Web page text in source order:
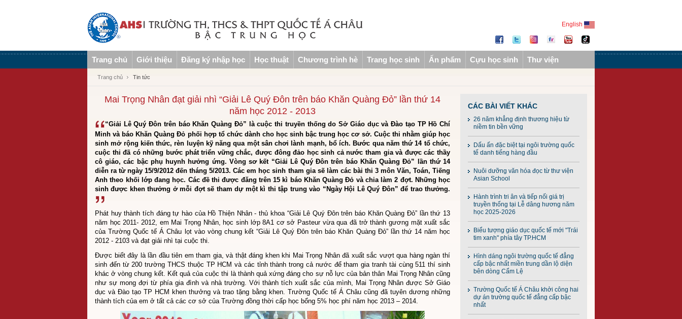
English
Trang chủ Giới thiệu Đăng ký nhập học Học thuật Chương trình hè Trang học sinh Ấn phẩm Cựu học sinh Thư viện
Trang chủ Tin tức
Mai Trọng Nhân đạt giải nhì “Giải Lê Quý Đôn trên báo Khăn Quàng Đỏ” lần thứ 14
năm học 2012 - 2013
“Giải Lê Quý Đôn trên báo Khăn Quàng Đỏ” là cuộc thi truyền thống do Sở Giáo dục và Đào tạo TP Hồ Chí
Minh và báo Khăn Quàng Đỏ phối hợp tổ chức dành cho học sinh bậc trung học cơ sở. Cuộc thi nhằm giúp học
sinh mở rộng kiến thức, rèn luyện kỹ năng qua một sân chơi lành mạnh, bổ ích. Bước qua năm thứ 14 tổ chức,
cuộc thi đã có những bước phát triển vững chắc, được đông đảo học sinh cả nước tham gia và được các thầy
cô giáo, các bậc phụ huynh hưởng ứng. Vòng sơ kết “Giải Lê Quý Đôn trên báo Khăn Quàng Đỏ” lần thứ 14
diễn ra từ ngày 15/9/2012 đến tháng 5/2013. Các em học sinh tham gia sẽ làm các bài thi 3 môn Văn, Toán, Tiếng
Anh theo khối lớp đang học. Các đề thi được đăng trên 15 kì báo Khăn Quàng Đỏ và chia làm 2 đợt. Những học
sinh được khen thưởng ở mỗi đợt sẽ tham dự một kì thi tập trung vào “Ngày Hội Lê Quý Đôn” để trao thưởng.
Phát huy thành tích đáng tự hào của Hồ Thiện Nhân - thủ khoa “Giải Lê Quý Đôn trên báo Khăn Quàng Đỏ” lần thứ 13
năm học 2011- 2012, em Mai Trọng Nhân, học sinh lớp 8A1 cơ sở Pasteur vừa qua đã trở thành gương mặt xuất sắc
của Trường Quốc tế Á Châu lọt vào vòng chung kết “Giải Lê Quý Đôn trên báo Khăn Quàng Đỏ” lần thứ 14 năm học
2012 - 2103 và đạt giải nhì tại cuộc thi.
Được biết đây là lần đầu tiên em tham gia, và thật đáng khen khi Mai Trọng Nhân đã xuất sắc vượt qua hàng ngàn thí
sinh đến từ 200 trường THCS thuộc TP HCM và các tỉnh thành trong cả nước để tham gia tranh tài cùng 511 thí sinh
khác ở vòng chung kết. Kết quả của cuộc thi là thành quả xứng đáng cho sự nỗ lực của bản thân Mai Trọng Nhân cũng
như sự mong đợi từ phía gia đình và nhà trường. Với thành tích xuất sắc của mình, Mai Trọng Nhân được Sở Giáo
dục và Đào tạo TP HCM khen thưởng và trao tặng bằng khen. Trường Quốc tế Á Châu cũng đã tuyên dương những
thành tích của em ở tất cả các cơ sở của Trường đồng thời cấp học bổng 5% học phí năm học 2013 – 2014.
CÁC BÀI VIẾT KHÁC
26 năm khẳng định thương hiệu từ
niềm tin bền vững
Dấu ấn đặc biệt tại ngôi trường quốc
tế danh tiếng hàng đầu
Nuôi dưỡng văn hóa đọc từ thư viện
Asian School
Hành trình tri ân và tiếp nối giá trị
truyền thống tại Lễ dâng hương năm
học 2025-2026
Biểu tượng giáo dục quốc tế mới "Trái
tim xanh" phía tây TP.HCM
Hình dáng ngôi trường quốc tế đẳng
cấp bậc nhất miền trung dần lộ diện
bên dòng Cẩm Lệ
Trường Quốc tế Á Châu khởi công hai
dự án trường quốc tế đẳng cấp bậc
nhất